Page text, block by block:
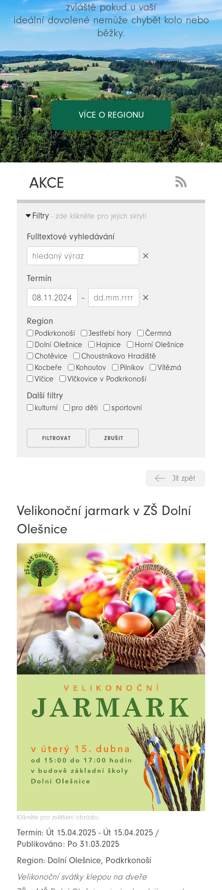
zvláště pokud u vaší
ideální dovolené nemůže chybět kolo nebo
běžky.
VÍCE O REGIONU
AKCE
Feed
Filtry- zde klikněte pro jejich skrytí
Fulltextové vyhledávání
Termín
–
Region
Podkrkonoší Jestřebí hory
Čermná
Dolní Olešnice
Hajnice
Horní Olešnice
Chotěvice
Choustníkovo Hradiště
Kocbeře
Kohoutov Pilníkov
Vítězná
Vlčice
Vlčkovice v Podkrkonoší
Další filtry
kulturní pro děti sportovní
Jít zpět
Velikonoční jarmark v ZŠ Dolní
Olešnice
Klikněte pro zvětšení obrázku.
Termín: Út 15.04.2025 - Út 15.04.2025 /
Publikováno: Po 31.03.2025
Region: Dolní Olešnice, Podkrkonoší
Velikonoční svátky klepou na dveře